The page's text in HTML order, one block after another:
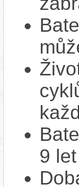
9 let